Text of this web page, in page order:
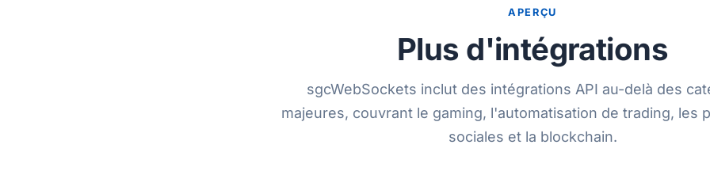
APERÇU
Plus d'intégrations
sgcWebSockets inclut des intégrations API au-delà des
majeures, couvrant le gaming, l'automatisation de trading, les
sociales et la blockchain.